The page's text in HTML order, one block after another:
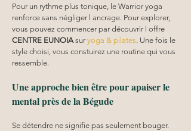
Pour un rythme plus tonique, le Warrior yoga
renforce sans négliger l ancrage. Pour explorer,
vous pouvez commencer par découvrir l offre
CENTRE EUNOIA sur yoga & pilates. Une fois le
style choisi, vous constuirez une routine qui vous
ressemble.
Une approche bien être pour apaiser le
mental près de la Bégude
Se détendre ne signifie pas seulement bouger.